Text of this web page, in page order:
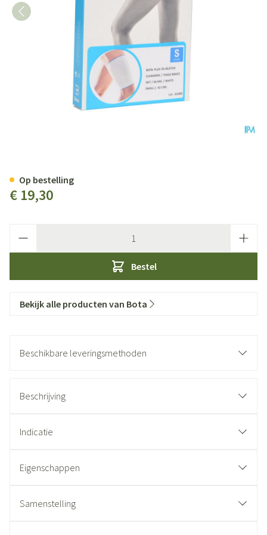
€ 19,30
Bestel
Op bestelling
Bekijk alle producten van Bota
Beschikbare leveringsmethoden
Beschrijving
Indicatie
Eigenschappen
Samenstelling